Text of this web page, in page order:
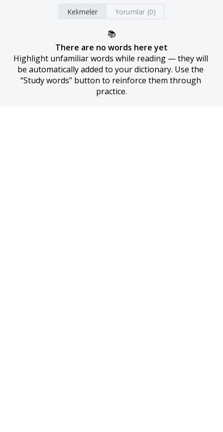
Kelimeler Yorumlar (0)
📚
There are no words here yet
Highlight unfamiliar words while reading — they will
be automatically added to your dictionary. Use the
“Study words” button to reinforce them through
practice.